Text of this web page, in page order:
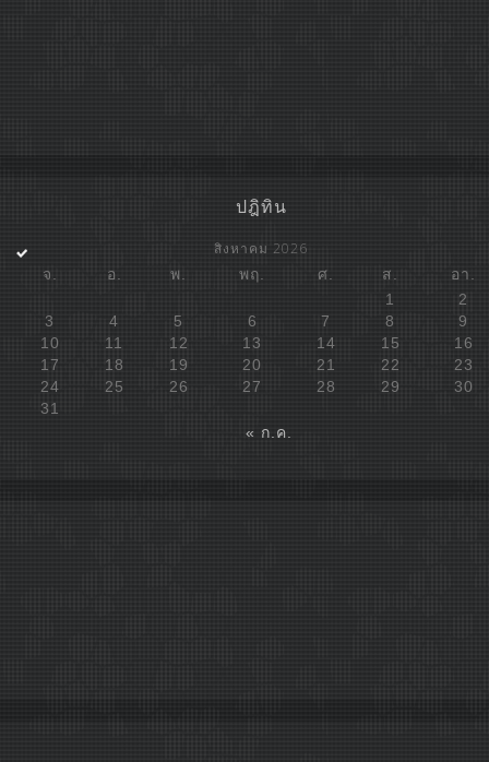
ปฎิทิน
สิงหาคม 2026
จ. อ. พ. พฤ. ศ. ส.
อา.
1
2
3
4 5 6 7 8
9
10
11 12 13 14 15
16
17
18 19 20 21 22
23
24
25 26 27 28 29
30
31
« ก.ค.